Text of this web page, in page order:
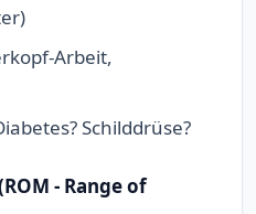
Arbeit,
Schilddrüse?
- Range of